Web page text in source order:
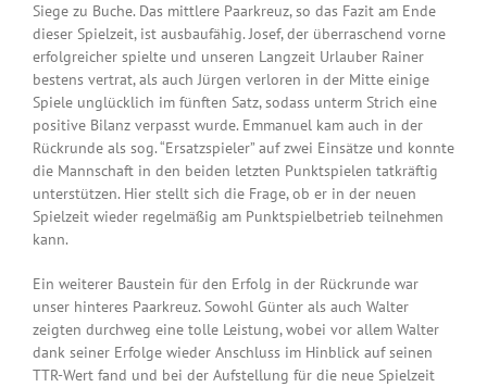
Siege zu Buche. Das mittlere Paarkreuz, so das Fazit am Ende
dieser Spielzeit, ist ausbaufähig. Josef, der überraschend vorne
erfolgreicher spielte und unseren Langzeit Urlauber Rainer
bestens vertrat, als auch Jürgen verloren in der Mitte einige
Spiele unglücklich im fünften Satz, sodass unterm Strich eine
positive Bilanz verpasst wurde. Emmanuel kam auch in der
Rückrunde als sog. “Ersatzspieler” auf zwei Einsätze und konnte
die Mannschaft in den beiden letzten Punktspielen tatkräftig
unterstützen. Hier stellt sich die Frage, ob er in der neuen
Spielzeit wieder regelmäßig am Punktspielbetrieb teilnehmen
kann.
Ein weiterer Baustein für den Erfolg in der Rückrunde war
unser hinteres Paarkreuz. Sowohl Günter als auch Walter
zeigten durchweg eine tolle Leistung, wobei vor allem Walter
dank seiner Erfolge wieder Anschluss im Hinblick auf seinen
TTR-Wert fand und bei der Aufstellung für die neue Spielzeit